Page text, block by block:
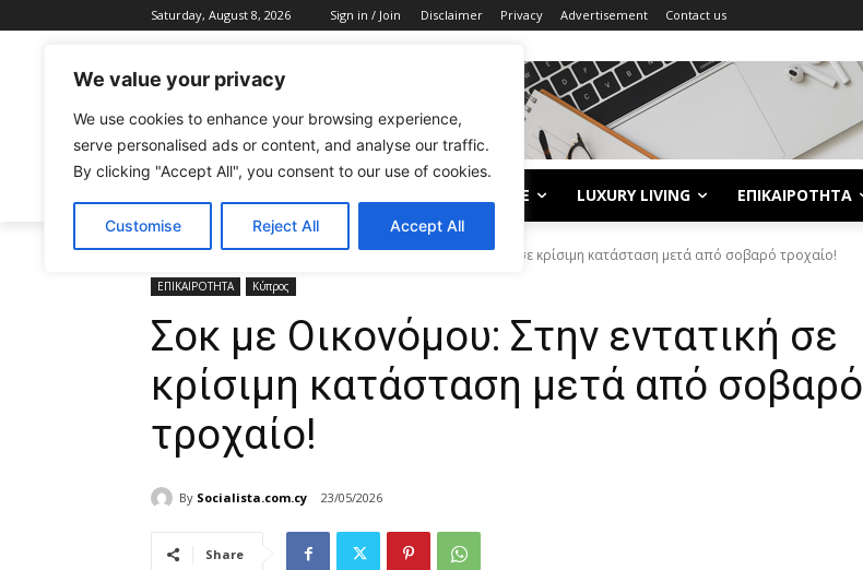
We value your privacy
We use cookies to enhance your browsing experience,
serve personalised ads or content, and analyse our traffic.
By clicking "Accept All", you consent to our use of cookies.
Customise Reject All Accept All
Saturday, August 8, 2026 Sign in / Join Disclaimer Privacy Advertisement Contact us
LIFE LUXURY LIVING ΕΠΙΚΑΙΡΟΤΗΤΑ
Home ΕΠΙΚΑΙΡΟΤΗΤΑ Σοκ με Οικονόμου: Στην εντατική σε κρίσιμη κατάσταση μετά από σοβαρό τροχαίο!
ΕΠΙΚΑΙΡΟΤΗΤΑ Κύπρος
Σοκ με Οικονόμου: Στην εντατική σε
κρίσιμη κατάσταση μετά από σοβαρό
τροχαίο!
By Socialista.com.cy 23/05/2026
Share